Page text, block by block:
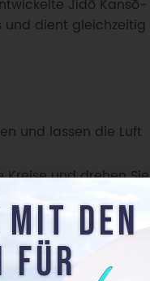
und dient gleichzeitig
und lassen die Luft
und drehen Sie